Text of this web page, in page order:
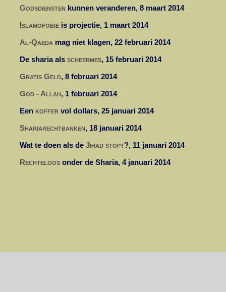
Godsdiensten kunnen veranderen, 8 maart 2014
Islamofobie is projectie, 1 maart 2014
Al-Qaeda mag niet klagen, 22 februari 2014
De sharia als scheermes, 15 februari 2014
Gratis Geld, 8 februari 2014
God - Allah, 1 februari 2014
Een koffer vol dollars, 25 januari 2014
Shariarechtbanken, 18 januari 2014
Wat te doen als de Jihad stopt?, 11 januari 2014
Rechteloos onder de Sharia, 4 januari 2014